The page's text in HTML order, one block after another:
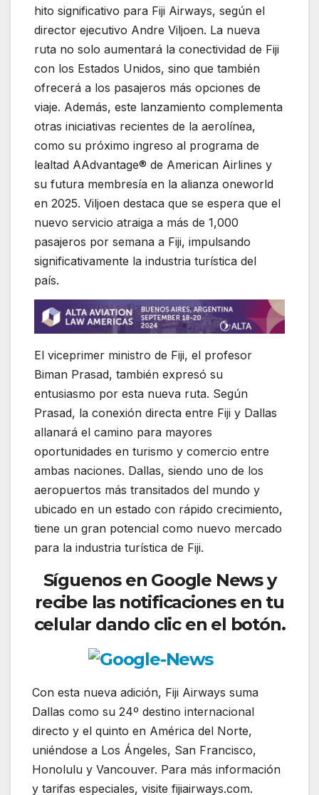
hito significativo para Fiji Airways, según el
director ejecutivo Andre Viljoen. La nueva
ruta no solo aumentará la conectividad de Fiji
con los Estados Unidos, sino que también
ofrecerá a los pasajeros más opciones de
viaje. Además, este lanzamiento complementa
otras iniciativas recientes de la aerolínea,
como su próximo ingreso al programa de
lealtad AAdvantage® de American Airlines y
su futura membresía en la alianza oneworld
en 2025. Viljoen destaca que se espera que el
nuevo servicio atraiga a más de 1,000
pasajeros por semana a Fiji, impulsando
significativamente la industria turística del
país.
El viceprimer ministro de Fiji, el profesor
Biman Prasad, también expresó su
entusiasmo por esta nueva ruta. Según
Prasad, la conexión directa entre Fiji y Dallas
allanará el camino para mayores
oportunidades en turismo y comercio entre
ambas naciones. Dallas, siendo uno de los
aeropuertos más transitados del mundo y
ubicado en un estado con rápido crecimiento,
tiene un gran potencial como nuevo mercado
para la industria turística de Fiji.
Síguenos en Google News y
recibe las notificaciones en tu
celular dando clic en el botón.
Con esta nueva adición, Fiji Airways suma
Dallas como su 24º destino internacional
directo y el quinto en América del Norte,
uniéndose a Los Ángeles, San Francisco,
Honolulu y Vancouver. Para más información
y tarifas especiales, visite fijiairways.com.